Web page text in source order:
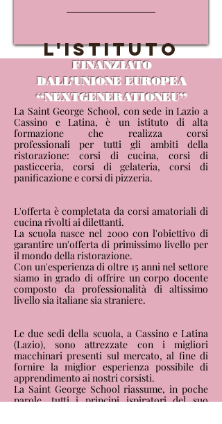
FINANZIATO
DALL’UNIONE EUROPEA
“NEXTGENERATIONEU”
L'ISTITUTO
La Saint George School, con sede in Lazio a
Cassino e Latina, è un istituto di alta
formazione che realizza corsi
professionali per tutti gli ambiti della
ristorazione: corsi di cucina, corsi di
pasticceria, corsi di gelateria, corsi di
panificazione e corsi di pizzeria.
L'offerta è completata da corsi amatoriali di
cucina rivolti ai dilettanti.
La scuola nasce nel 2000 con l'obiettivo di
garantire un'offerta di primissimo livello per
il mondo della ristorazione.
Con un'esperienza di oltre 15 anni nel settore
siamo in grado di offrire un corpo docente
composto da professionalità di altissimo
livello sia italiane sia straniere.
Le due sedi della scuola, a Cassino e Latina
(Lazio), sono attrezzate con i migliori
macchinari presenti sul mercato, al fine di
fornire la miglior esperienza possibile di
apprendimento ai nostri corsisti.
La Saint George School riassume, in poche
parole, tutti i principi ispiratori del suo